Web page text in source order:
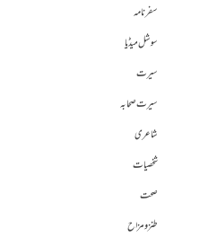
سفرنامہ
سوشل میڈیا
سیرت
سیرت صحابہ
شاعری
شخصیات
صحت
طنز و مزاح